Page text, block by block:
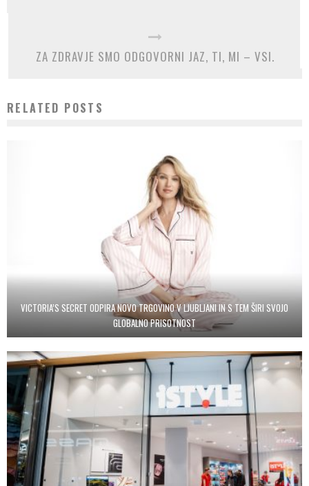
ZA ZDRAVJE SMO ODGOVORNI JAZ, TI, MI – VSI.
RELATED POSTS
VICTORIA’S SECRET ODPIRA NOVO TRGOVINO V LJUBLJANI IN S TEM ŠIRI SVOJO
GLOBALNO PRISOTNOST